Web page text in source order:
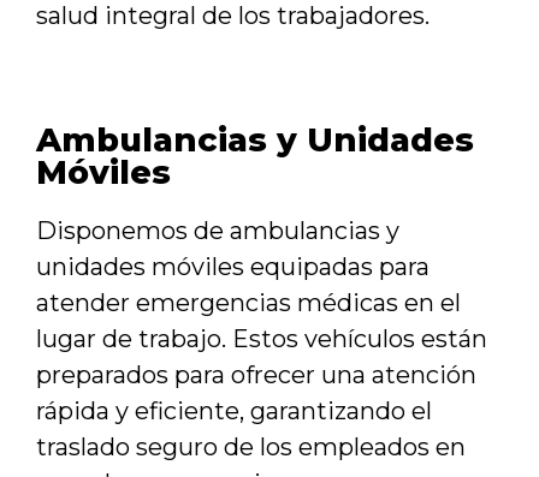
salud integral de los trabajadores.
Ambulancias y Unidades
Móviles
Disponemos de ambulancias y
unidades móviles equipadas para
atender emergencias médicas en el
lugar de trabajo. Estos vehículos están
preparados para ofrecer una atención
rápida y eficiente, garantizando el
traslado seguro de los empleados en